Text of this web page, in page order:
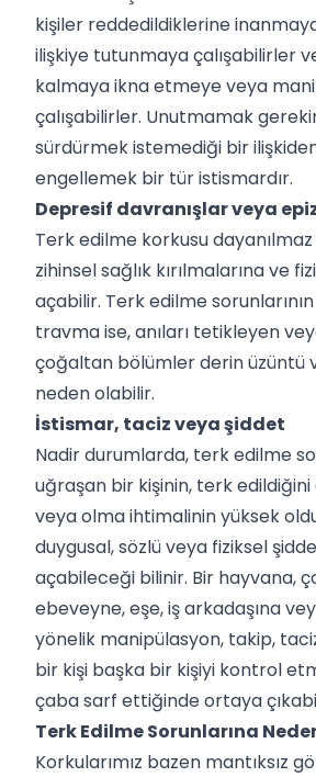
kişiler reddedildiklerine
ilişkiye tutunmaya çalışabilirler
kalmaya ikna etmeye veya
çalışabilirler. Unutmamak
sürdürmek istemediği bir ilişkiden
engellemek bir tür istismardır.
Depresif davranışlar veya
Terk edilme korkusu
zihinsel sağlık kırılmalarına ve
açabilir. Terk edilme
travma ise, anıları tetikleyen
çoğaltan bölümler derin üzüntü
neden olabilir.
İstismar, taciz veya şiddet
Nadir durumlarda, terk edilme
uğraşan bir kişinin, terk
veya olma ihtimalinin yüksek
duygusal, sözlü veya fiziksel
açabileceği bilinir. Bir hayvana,
ebeveyne, eşe, iş arkadaşına
yönelik manipülasyon, takip,
bir kişi başka bir kişiyi kontrol
çaba sarf ettiğinde ortaya
Terk Edilme Sorunlarına
Korkularımız bazen mantıksız